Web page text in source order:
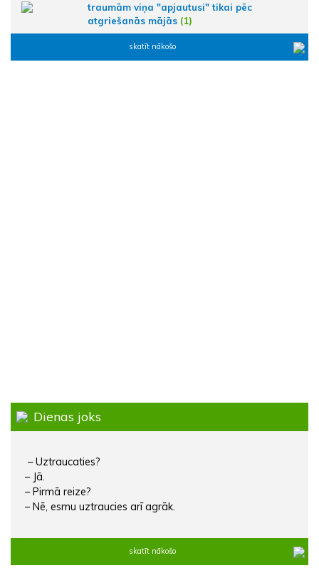
traumām viņa "apjautusi" tikai pēc
atgriešanās mājās (1)
skatīt nākošo
Dienas joks
– Uztraucaties?
– Jā.
– Pirmā reize?
– Nē, esmu uztraucies arī agrāk.
skatīt nākošo